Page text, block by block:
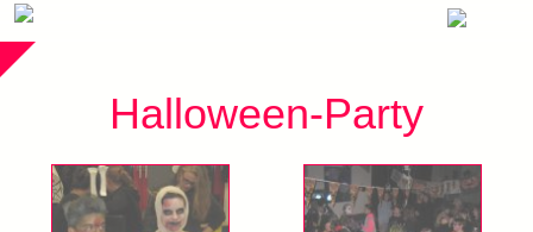
Halloween-Party